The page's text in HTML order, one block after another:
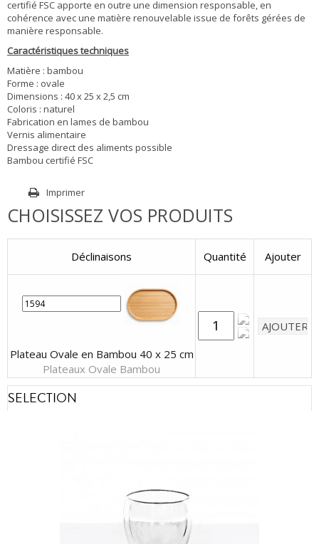
certifié FSC apporte en outre une dimension responsable, en
cohérence avec une matière renouvelable issue de forêts gérées de
manière responsable.
Caractéristiques techniques
Matière : bambou
Forme : ovale
Dimensions : 40 x 25 x 2,5 cm
Coloris : naturel
Fabrication en lames de bambou
Vernis alimentaire
Dressage direct des aliments possible
Bambou certifié FSC
Imprimer
CHOISISSEZ VOS PRODUITS
Déclinaisons Quantité Ajouter
Plateau Ovale en Bambou 40 x 25 cm
Plateaux Ovale Bambou
SELECTION